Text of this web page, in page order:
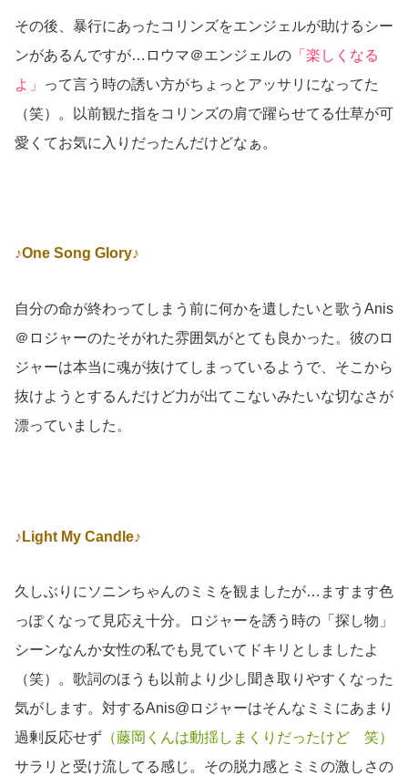
その後、暴行にあったコリンズをエンジェルが助けるシー
ンがあるんですが…ロウマ＠エンジェルの 「楽しくなる
よ」
って言う時の誘い方がちょっとアッサリになってた
（笑）。以前観た指をコリンズの肩で躍らせてる仕草が可
愛くてお気に入りだったんだけどなぁ。
♪One Song Glory♪
自分の命が終わってしまう前に何かを遺したいと歌うAnis
＠ロジャーのたそがれた雰囲気がとても良かった。彼のロ
ジャーは本当に魂が抜けてしまっているようで、そこから
抜けようとするんだけど力が出てこないみたいな切なさが
漂っていました。
♪Light My Candle♪
久しぶりにソニンちゃんのミミを観ましたが…ますます色
っぽくなって見応え十分。ロジャーを誘う時の「探し物」
シーンなんか女性の私でも見ていてドキリとしましたよ
（笑）。歌詞のほうも以前より少し聞き取りやすくなった
気がします。対するAnis@ロジャーはそんなミミにあまり
過剰反応せず （藤岡くんは動揺しまくりだったけど 笑）
サラリと受け流してる感じ。その脱力感とミミの激しさの